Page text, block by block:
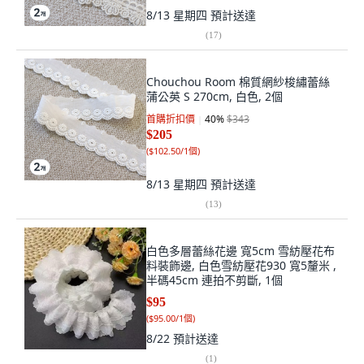
8/13 星期四 預計送達
(17)
Chouchou Room 棉質網紗梭繡蕾絲
蒲公英 S 270cm, 白色, 2個
首購折扣價 40%$343
$205
($102.50/1個)
8/13 星期四 預計送達
(13)
白色多層蕾絲花邊 寬5cm 雪紡壓花布
料裝飾邊, 白色雪紡壓花930 寬5釐米 ,
半碼45cm 連拍不剪斷, 1個
$95
($95.00/1個)
8/22 預計送達
(1)